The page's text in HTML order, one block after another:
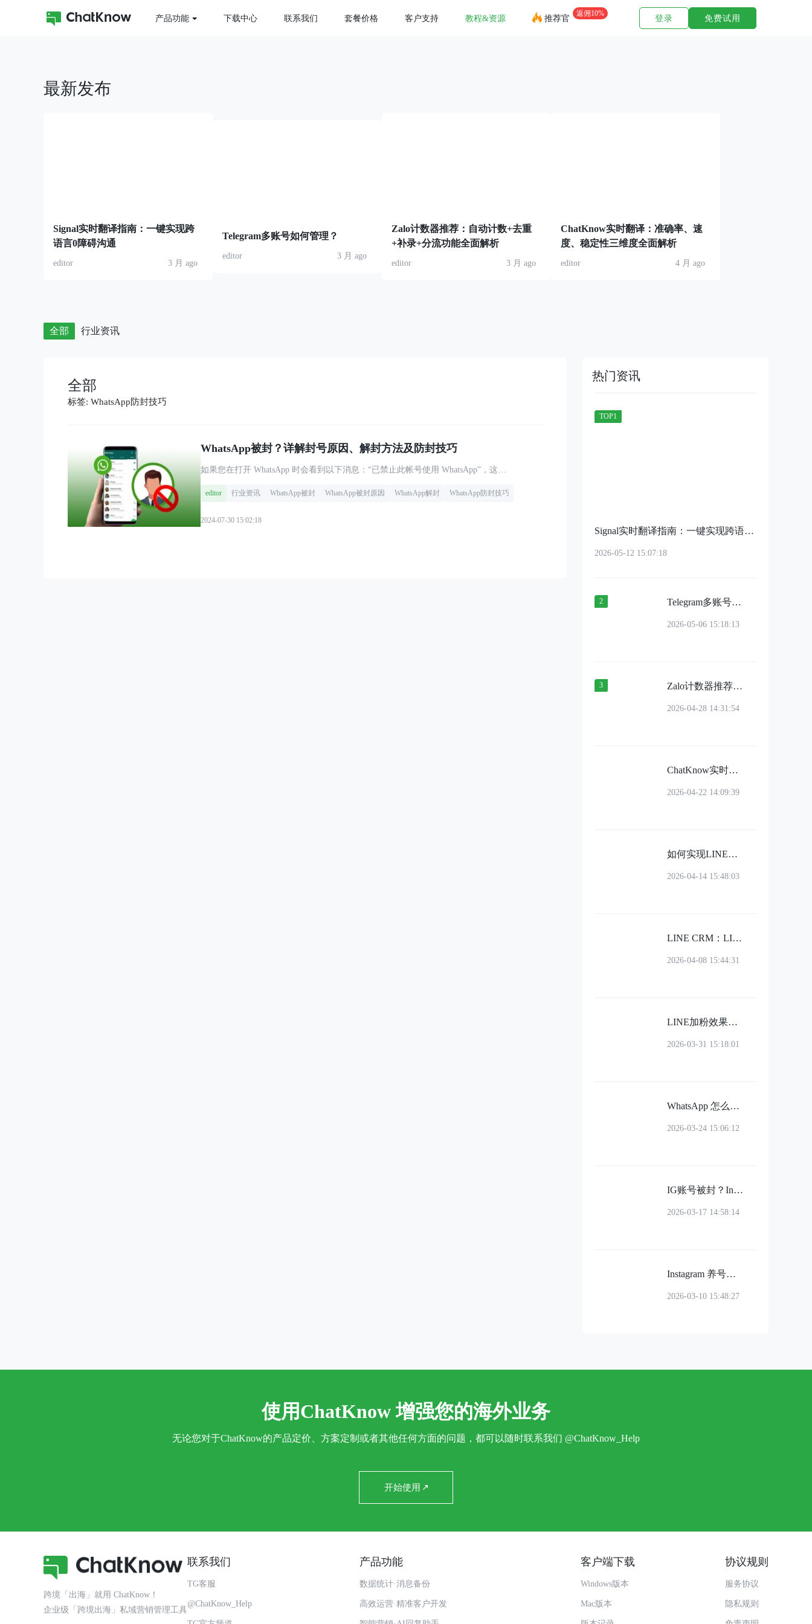
产品功能 下载中心 联系我们 套餐价格 客户支持 教程&资源 推荐官
返佣10%
登录 免费试用
最新发布
Signal实时翻译指南：一键实现跨
语言0障碍沟通
editor 3 月 ago
Telegram多账号如何管理？
editor 3 月 ago
Zalo计数器推荐：自动计数+去重
+补录+分流功能全面解析
editor 3 月 ago
ChatKnow实时翻译：准确率、速
度、稳定性三维度全面解析
editor 4 月 ago
全部 行业资讯
全部
标签: WhatsApp防封技巧
WhatsApp被封？详解封号原因、解封方法及防封技巧
如果您在打开 WhatsApp 时会看到以下消息：“已禁止此帐号使用 WhatsApp”，这情况就是你的 Wh
editor 行业资讯 WhatsApp被封 WhatsApp被封原因 WhatsApp解封 WhatsApp防封技巧
2024-07-30 15:02:18
热门资讯
1
Signal实时翻译指南：一键实现跨语言0障碍沟通
2026-05-12 15:07:18
2 Telegram多账号如何管理？
2026-05-06 15:18:13
3 Zalo计数器推荐：自动计数+去重+补录+分流功能全面解析
2026-04-28 14:31:54
ChatKnow实时翻译：准确率、速度、稳定性三维度全面解析
2026-04-22 14:09:39
如何实现LINE多开？五种解决方案全面解析（附工具推荐）
2026-04-14 15:48:03
LINE CRM：LINE客户管理系统为企业赋能
2026-04-08 15:44:31
LINE加粉效果如何量化？利用LINE计数器实现粉丝增长实时可视化管理
2026-03-31 15:18:01
WhatsApp 怎么实现多账号管理？提升效率的关键方法
2026-03-24 15:06:12
IG账号被封？Instagram常见封号原因、申诉流程及防封指南
2026-03-17 14:58:14
Instagram 养号指南：新账号从 0 到稳定运营的完整流程
2026-03-10 15:48:27
使用ChatKnow 增强您的海外业务
无论您对于ChatKnow的产品定价、方案定制或者其他任何方面的问题，都可以随时联系我们 @ChatKnow_Help
开始使用
跨境「出海」就用 ChatKnow！
企业级「跨境出海」私域营销管理工具
联系我们
TG客服
@ChatKnow_Help
产品功能
数据统计·消息备份
高效运营·精准客户开发
客户端下载
Windows版本
Mac版本
协议规则
服务协议
隐私规则